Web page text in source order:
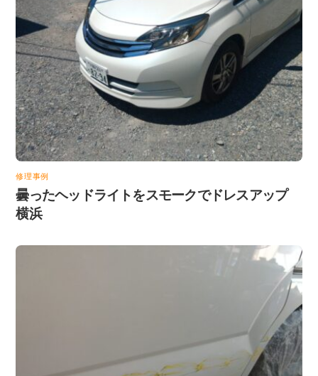
修理事例
曇ったヘッドライトをスモークでドレスアップ
横浜